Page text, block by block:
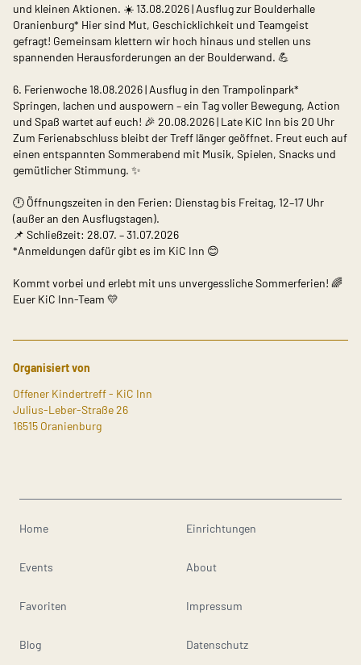
und kleinen Aktionen. ☀️ 13.08.2026 | Ausflug zur Boulderhalle
Oranienburg* Hier sind Mut, Geschicklichkeit und Teamgeist
gefragt! Gemeinsam klettern wir hoch hinaus und stellen uns
spannenden Herausforderungen an der Boulderwand. 💪
6. Ferienwoche 18.08.2026 | Ausflug in den Trampolinpark*
Springen, lachen und auspowern – ein Tag voller Bewegung, Action
und Spaß wartet auf euch! 🎉 20.08.2026 | Late KiC Inn bis 20 Uhr
Zum Ferienabschluss bleibt der Treff länger geöffnet. Freut euch auf
einen entspannten Sommerabend mit Musik, Spielen, Snacks und
gemütlicher Stimmung. ✨
🕛 Öffnungszeiten in den Ferien: Dienstag bis Freitag, 12–17 Uhr
(außer an den Ausflugstagen).
📌 Schließzeit: 28.07. – 31.07.2026
*Anmeldungen dafür gibt es im KiC Inn 😊
Kommt vorbei und erlebt mit uns unvergessliche Sommerferien! 🌈
Euer KiC Inn-Team 💛
Organisiert von
Offener Kindertreff - KiC Inn
Julius-Leber-Straße 26
16515 Oranienburg
Home
Events
Favoriten
Blog
Einrichtungen
About
Impressum
Datenschutz